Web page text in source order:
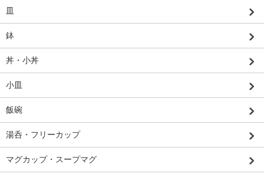
皿
鉢
丼・小丼
小皿
飯碗
湯呑・フリーカップ
マグカップ・スープマグ